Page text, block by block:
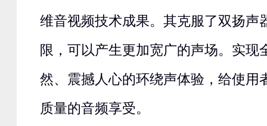
维音视频技术成果。其克服了双扬声
限，可以产生更加宽广的声场。实现
然、震撼人心的环绕声体验，给使用
质量的音频享受。